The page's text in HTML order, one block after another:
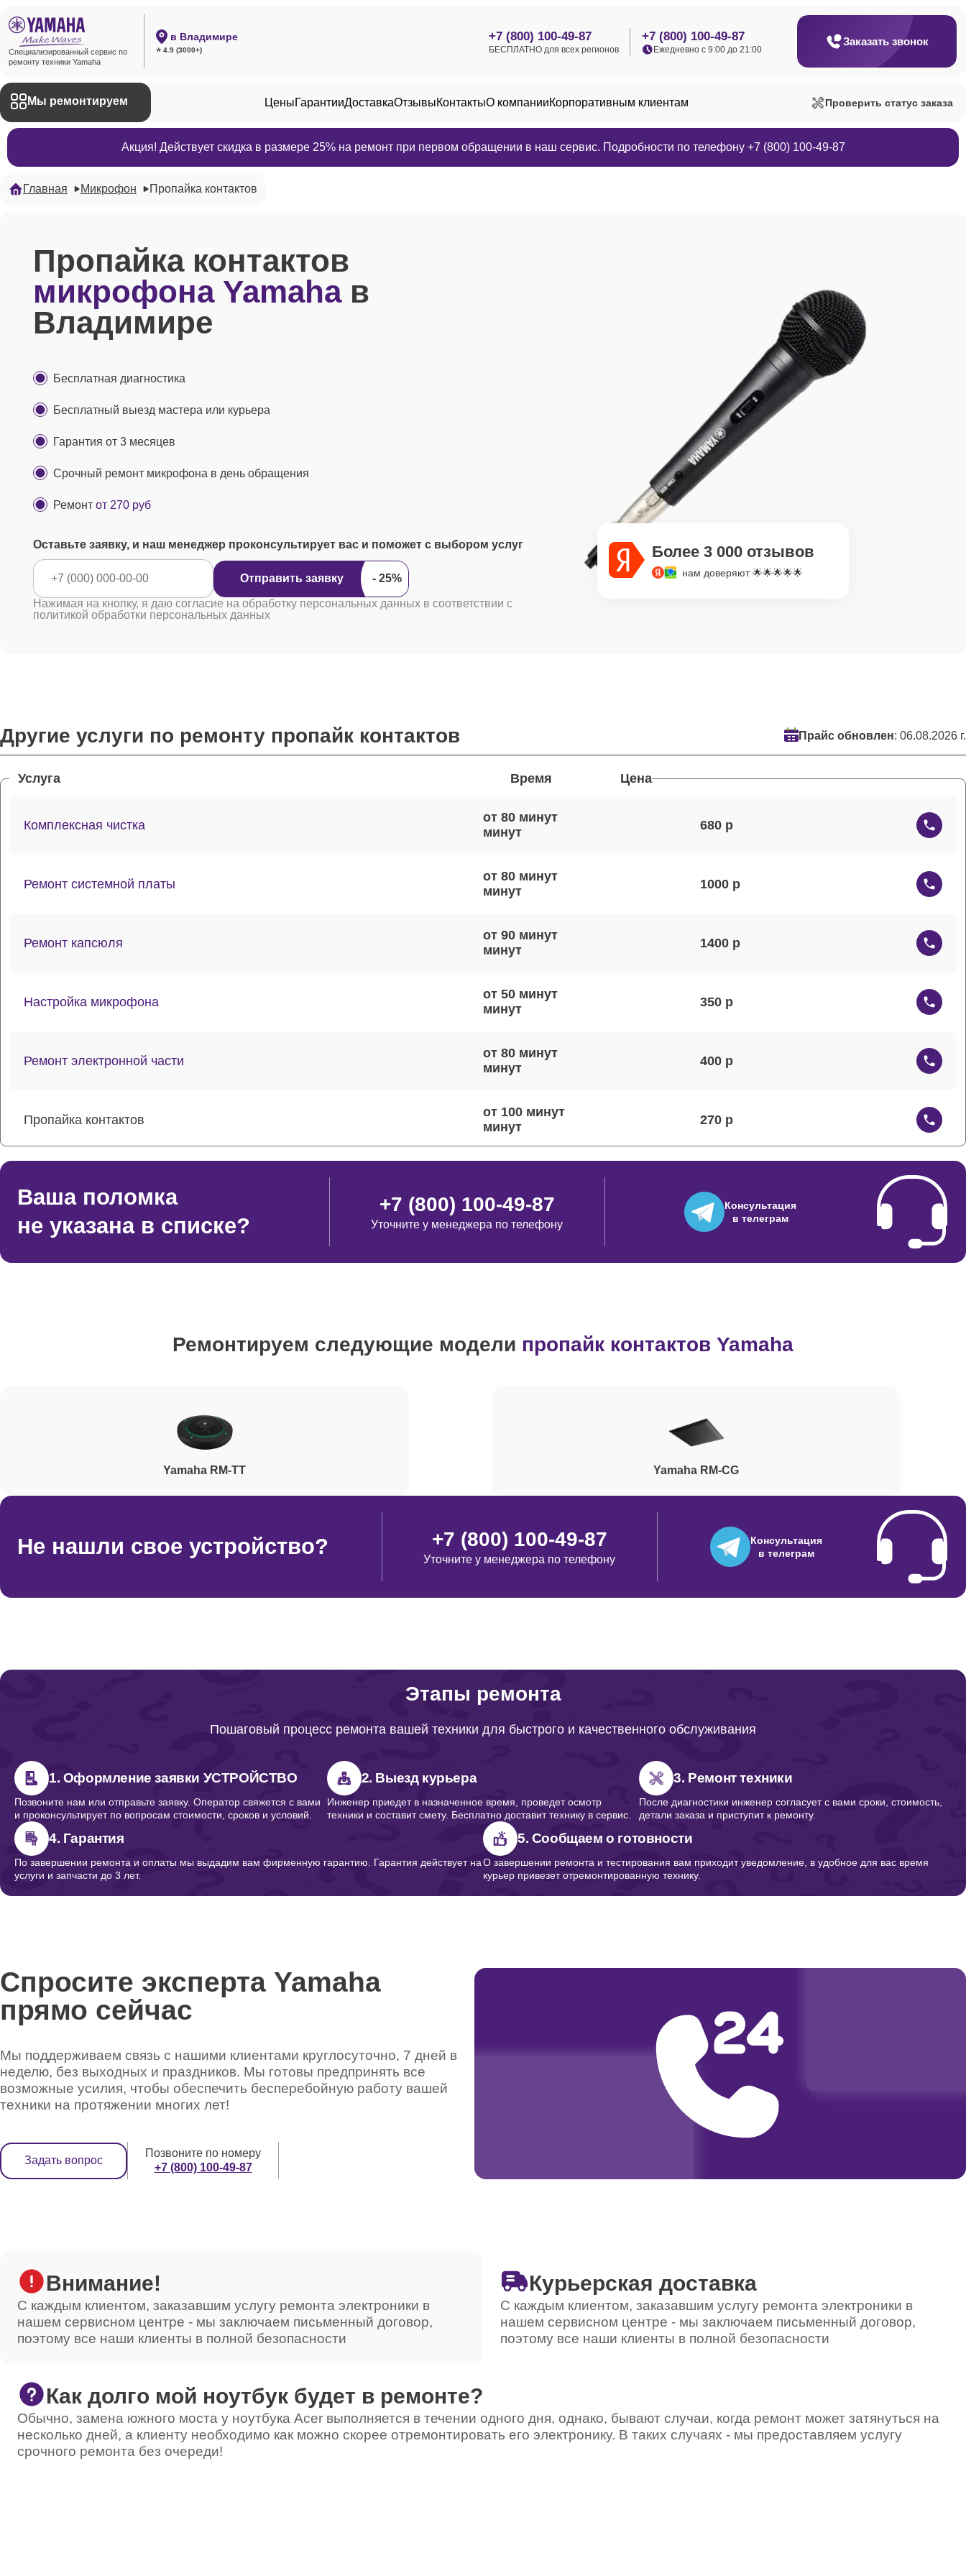
Специализированный сервис по
ремонту техники Yamaha
в Владимире
⭐ 4.9 (3000+)
+7 (800) 100-49-87
БЕСПЛАТНО для всех регионов
+7 (800) 100-49-87
Ежедневно с 9:00 до 21:00
Заказать звонок
Мы ремонтируем ЦеныГарантииДоставкаОтзывыКонтактыО компанииКорпоративным клиентам Проверить статус заказа
Акция! Действует скидка в размере 25% на ремонт при первом обращении в наш сервис. Подробности по телефону +7 (800) 100-49-87
Главная Микрофон Пропайка контактов
Пропайка контактов
микрофона Yamahaв
Владимире
Бесплатная диагностика
Бесплатный выезд мастера или курьера
Гарантия от 3 месяцев
Срочный ремонт микрофона в день обращения
Ремонт от 270 руб
Оставьте заявку, и наш менеджер проконсультирует вас и поможет с выбором услуг
Отправить заявку
Нажимая на кнопку, я даю согласие на обработку персональных данных в соответствии с
политикой обработки персональных данных
Более 3 000 отзывов
нам доверяют 🌟🌟🌟🌟🌟
Другие услуги по ремонту пропайк контактов Прайс обновлен: 06.08.2026 г.
Услуга Время Цена
Комплексная чистка
от 80 минут
680
Ремонт системной платы
от 80 минут
1000
Ремонт капсюля
от 90 минут
1400
Настройка микрофона
от 50 минут
350
Ремонт электронной части
от 80 минут
400
Пропайка контактов
от 100 минут
270
Ремонт платы управления
от 50 минут
от 50 минут
1480
390
2390
от 70 минут
Ремонт кнопки
Ремонт/замена кнопок, клавиш, переключателей
от 110 минут
Ваша поломка
не указана в списке?
+7 (800) 100-49-87
Уточните у менеджера по телефону
Консультация
в телеграм
Ремонтируем следующие модели пропайк контактов Yamaha
Yamaha RM-TT Yamaha RM-CG
Не нашли свое устройство? +7 (800) 100-49-87
Уточните у менеджера по телефону
Консультация
в телеграм
Этапы ремонта
Пошаговый процесс ремонта вашей техники для быстрого и качественного обслуживания
1. Оформление заявки УСТРОЙСТВО
Позвоните нам или отправьте заявку. Оператор свяжется с вами
и проконсультирует по вопросам стоимости, сроков и условий.
2. Выезд курьера
Инженер приедет в назначенное время, проведет осмотр
техники и составит смету. Бесплатно доставит технику в сервис.
3. Ремонт техники
После диагностики инженер согласует с вами сроки, стоимость,
детали заказа и приступит к ремонту.
4. Гарантия
По завершении ремонта и оплаты мы выдадим вам фирменную гарантию. Гарантия действует на
услуги и запчасти до 3 лет.
5. Сообщаем о готовности
О завершении ремонта и тестирования вам приходит уведомление, в удобное для вас время
курьер привезет отремонтированную технику.
Спросите эксперта Yamaha
прямо сейчас
Мы поддерживаем связь с нашими клиентами круглосуточно, 7 дней в
неделю, без выходных и праздников. Мы готовы предпринять все
возможные усилия, чтобы обеспечить бесперебойную работу вашей
техники на протяжении многих лет!
Задать вопрос
Позвоните по номеру
+7 (800) 100-49-87
Внимание!
С каждым клиентом, заказавшим услугу ремонта электроники в
нашем сервисном центре - мы заключаем письменный договор,
поэтому все наши клиенты в полной безопасности
Курьерская доставка
С каждым клиентом, заказавшим услугу ремонта электроники в
нашем сервисном центре - мы заключаем письменный договор,
поэтому все наши клиенты в полной безопасности
Как долго мой ноутбук будет в ремонте?
Обычно, замена южного моста у ноутбука Acer выполняется в течении одного дня, однако, бывают случаи, когда ремонт может затянуться на
несколько дней, а клиенту необходимо как можно скорее отремонтировать его электронику. В таких случаях - мы предоставляем услугу
срочного ремонта без очереди!